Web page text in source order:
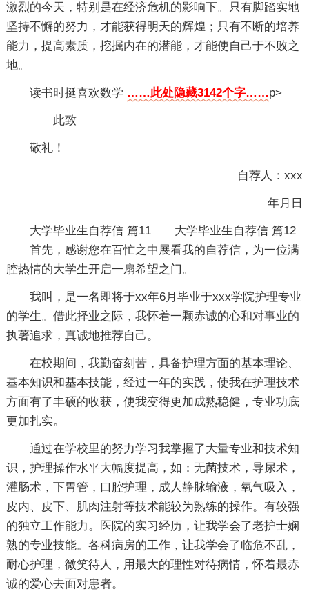
激烈的今天，特别是在经济危机的影响下。只有脚踏实地
坚持不懈的努力，才能获得明天的辉煌；只有不断的培养
能力，提高素质，挖掘内在的潜能，才能使自己于不败之
地。
读书时挺喜欢数学 ……此处隐藏3142个字……p>
此致
敬礼！
自荐人：xxx
年月日
大学毕业生自荐信 篇11
首先，感谢您在百忙之中展看我的自荐信，为一位满
腔热情的大学生开启一扇希望之门。
我叫，是一名即将于xx年6月毕业于xxx学院护理专业
的学生。借此择业之际，我怀着一颗赤诚的心和对事业的
执著追求，真诚地推荐自己。
在校期间，我勤奋刻苦，具备护理方面的基本理论、
基本知识和基本技能，经过一年的实践，使我在护理技术
方面有了丰硕的收获，使我变得更加成熟稳健，专业功底
更加扎实。
通过在学校里的努力学习我掌握了大量专业和技术知
识，护理操作水平大幅度提高，如：无菌技术，导尿术，
灌肠术，下胃管，口腔护理，成人静脉输液，氧气吸入，
皮内、皮下、肌肉注射等技术能较为熟练的操作。有较强
的独立工作能力。医院的实习经历，让我学会了老护士娴
熟的专业技能。各科病房的工作，让我学会了临危不乱，
耐心护理，微笑待人，用最大的理性对待病情，怀着最赤
诚的爱心去面对患者。
大学毕业生自荐信 篇12